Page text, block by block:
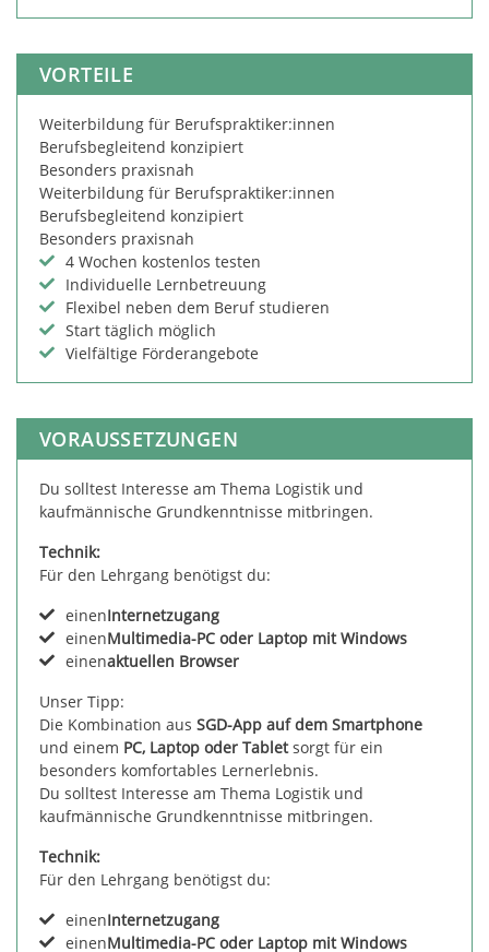
VORTEILE
Weiterbildung für Berufspraktiker:innen
Berufsbegleitend konzipiert
Besonders praxisnah
Weiterbildung für Berufspraktiker:innen
Berufsbegleitend konzipiert
Besonders praxisnah
4 Wochen kostenlos testen
Individuelle Lernbetreuung
Flexibel neben dem Beruf studieren
Start täglich möglich
Vielfältige Förderangebote
VORAUSSETZUNGEN
Du solltest Interesse am Thema Logistik und
kaufmännische Grundkenntnisse mitbringen.
Technik:
Für den Lehrgang benötigst du:
einenInternetzugang
einenMultimedia-PC oder Laptop mit Windows
einenaktuellen Browser
Unser Tipp:
Die Kombination aus SGD-App auf dem Smartphone
und einem PC, Laptop oder Tabletsorgt für ein
besonders komfortables Lernerlebnis.
Du solltest Interesse am Thema Logistik und
kaufmännische Grundkenntnisse mitbringen.
Technik:
Für den Lehrgang benötigst du:
einenInternetzugang
einenMultimedia-PC oder Laptop mit Windows